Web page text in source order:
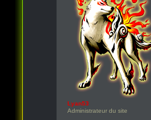
Lyan53
Administrateur du site